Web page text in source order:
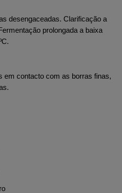
desengaceadas. Clarificação a
prolongada a baixa
em contacto com as borras finas,